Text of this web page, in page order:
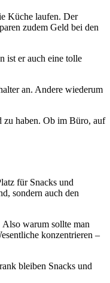
Küche laufen. Der
zudem Geld bei den
ist er auch eine tolle
an. Andere wiederum
zu haben. Ob im Büro, auf
für Snacks und
sondern auch den
warum sollte man
konzentrieren –
bleiben Snacks und